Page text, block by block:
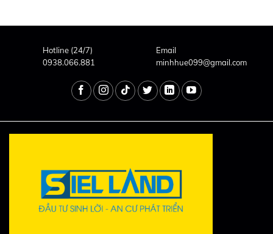
Hotline (24/7)
0938.066.881
Email
minhhue099@gmail.com